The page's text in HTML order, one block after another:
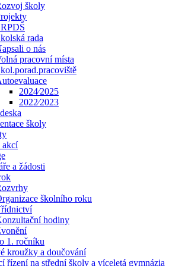
školy
rada
o nás
pracovní místa
2024⁄2025
2022⁄2023
školy
akcí
a žádosti
školního roku
hodiny
1. ročníku
kroužky a doučování
řízení na střední školy a víceletá gymnázia